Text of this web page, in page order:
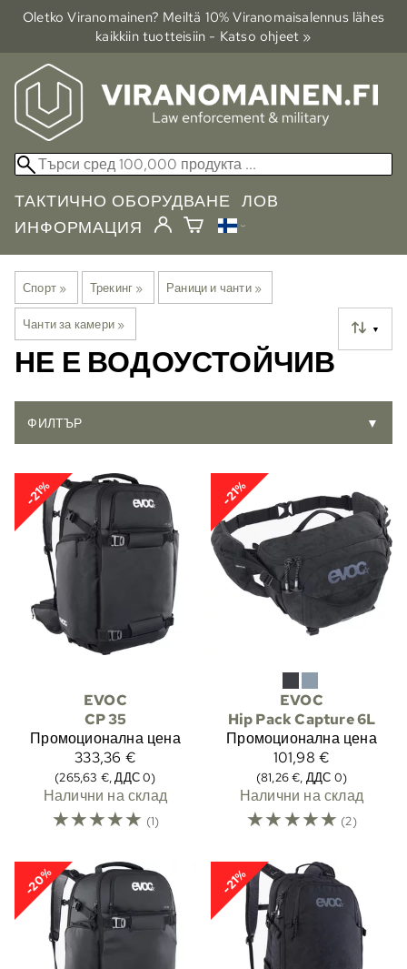
Oletko Viranomainen? Meiltä 10% Viranomais­alennus lähes
kaikkiin tuotteisiin - Katso ohjeet »
ТАКТИЧНО ОБОРУДВАНЕ ЛОВ
ИНФОРМАЦИЯ
Спорт ‪» Трекинг ‪» Раници и чанти ‪»
Чанти за камери ‪» ▼
НЕ Е ВОДОУСТОЙЧИВ
ФИЛТЪР ▼
-21%
EVOC
CP 35
Промоционална цена
333,36 €
(265,63 €, ДДС 0)
Налични на склад
☆☆☆☆☆ (1)
-21%
EVOC
Hip Pack Capture 6L
Промоционална цена
101,98 €
(81,26 €, ДДС 0)
Налични на склад
☆☆☆☆☆ (2)
-20% -21%